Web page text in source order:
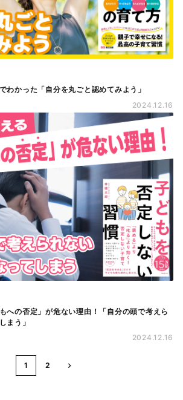
わかった「自分を丸ごと認めてみよう」
2024.12.16
への否定」が危ない理由！「自分の頭で考えら
まう」
2024.12.16
1 2